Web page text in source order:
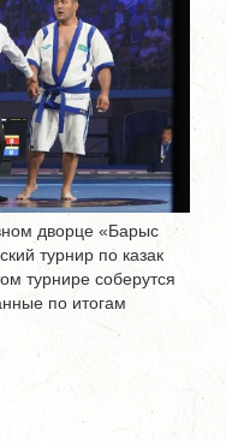
дворце «Барыс
турнир по казак
турнире соберутся
по итогам